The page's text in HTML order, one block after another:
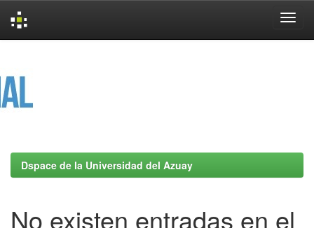
Dspace de la Universidad del Azuay
No existen entradas en el